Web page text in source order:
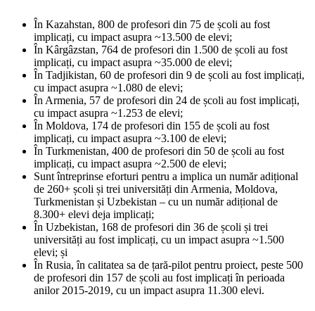
În Kazahstan, 800 de profesori din 75 de școli au fost
implicați, cu impact asupra ~13.500 de elevi;
În Kârgâzstan, 764 de profesori din 1.500 de școli au fost
implicați, cu impact asupra ~35.000 de elevi;
În Tadjikistan, 60 de profesori din 9 de școli au fost implicați,
cu impact asupra ~1.080 de elevi;
În Armenia, 57 de profesori din 24 de școli au fost implicați,
cu impact asupra ~1.253 de elevi;
În Moldova, 174 de profesori din 155 de școli au fost
implicați, cu impact asupra ~3.100 de elevi;
În Turkmenistan, 400 de profesori din 50 de școli au fost
implicați, cu impact asupra ~2.500 de elevi;
Sunt întreprinse eforturi pentru a implica un număr adițional
de 260+ școli și trei universități din Armenia, Moldova,
Turkmenistan și Uzbekistan – cu un număr adițional de
8.300+ elevi deja implicați;
În Uzbekistan, 168 de profesori din 36 de școli și trei
universități au fost implicați, cu un impact asupra ~1.500
elevi; și
În Rusia, în calitatea sa de țară-pilot pentru proiect, peste 500
de profesori din 157 de școli au fost implicați în perioada
anilor 2015-2019, cu un impact asupra 11.300 elevi.